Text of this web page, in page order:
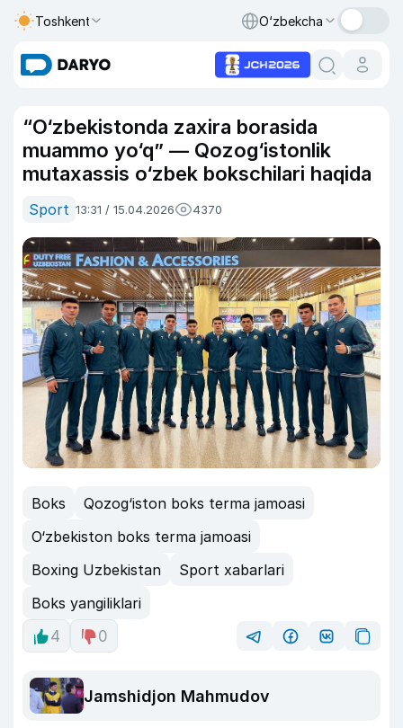
Toshkent O‘zbekcha
“O‘zbekistonda zaxira borasida
muammo yo‘q” — Qozog‘istonlik
mutaxassis o‘zbek bokschilari haqida
Sport 13:31 / 15.04.2026 4370
Boks
Qozog‘iston boks terma jamoasi
O‘zbekiston boks terma jamoasi
Boxing Uzbekistan
Sport xabarlari
Boks yangiliklari
4
0
Jamshidjon Mahmudov